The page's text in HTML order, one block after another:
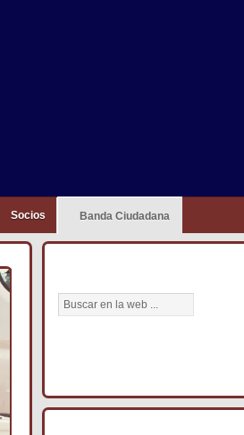
Socios Banda Ciudadana